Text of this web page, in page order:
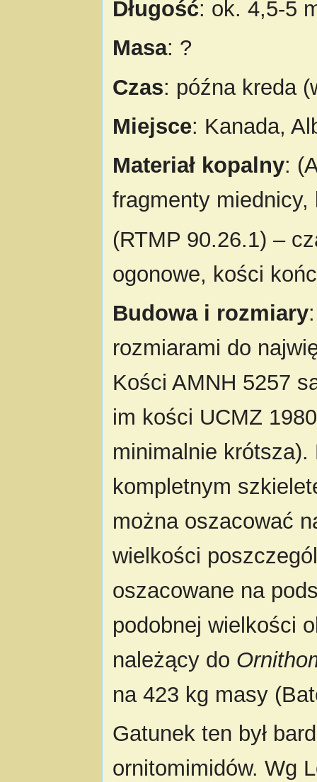
Długość: ok. 4,5-5
Masa: ?
Czas: późna kreda
Miejsce: Kanada,
Materiał kopalny:
fragmenty
(RTMP 90.26.1) –
ogonowe, kości
Budowa i rozmiary
rozmiarami do
Kości AMNH 5257
im kości UCMZ
minimalnie
kompletnym
można oszacować
wielkości
oszacowane na
podobnej wielkości
należący do
na 423 kg masy
Gatunek ten był
ornitomimidów. Wg